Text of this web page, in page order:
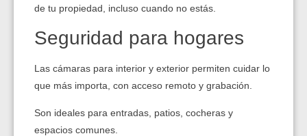
de tu propiedad, incluso cuando no estás.
Seguridad para hogares
Las cámaras para interior y exterior permiten cuidar lo
que más importa, con acceso remoto y grabación.
Son ideales para entradas, patios, cocheras y
espacios comunes.